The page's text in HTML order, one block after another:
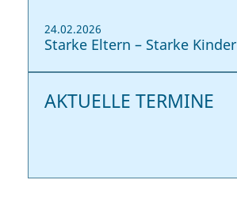
24.02.2026
Starke Eltern – Starke Kinder
AKTUELLE TERMINE